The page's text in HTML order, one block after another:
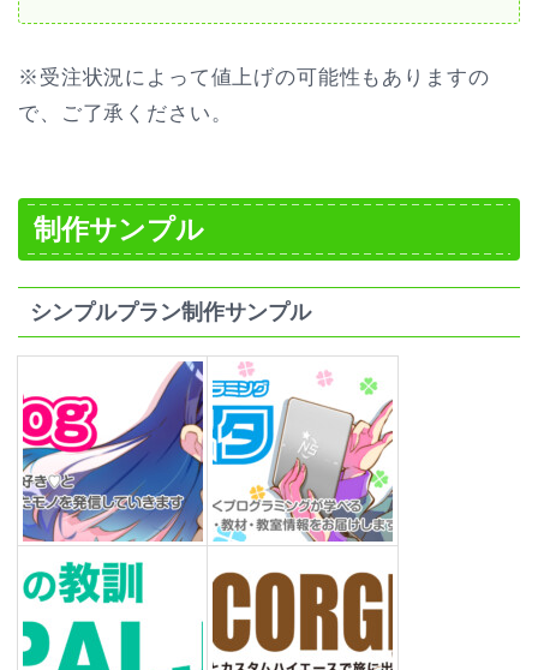
※受注状況によって値上げの可能性もありますの
で、ご了承ください。
制作サンプル
シンプルプラン制作サンプル